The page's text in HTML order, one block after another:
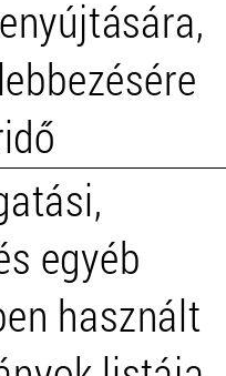
egyéb
használt